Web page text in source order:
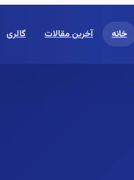
خانه آخرین مقالات گالری